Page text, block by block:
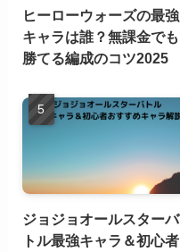
ヒーローウォーズの最強
キャラは誰？無課金でも
勝てる編成のコツ2025
ジョジョオールスターバ
トル最強キャラ＆初心者